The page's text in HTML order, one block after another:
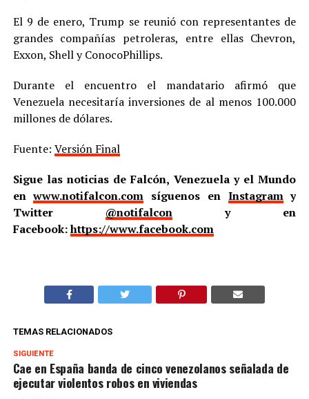
El 9 de enero, Trump se reunió con representantes de
grandes compañías petroleras, entre ellas Chevron,
Exxon, Shell y ConocoPhillips.
Durante el encuentro el mandatario afirmó que
Venezuela necesitaría inversiones de al menos 100.000
millones de dólares.
Fuente: Versión Final
Sigue las noticias de Falcón, Venezuela y el Mundo
enwww.notifalcon.com síguenos en Instagramy
Twitter @notifalcony en
Facebook:https://www.facebook.com
TEMAS RELACIONADOS
SIGUIENTE
Cae en España banda de cinco venezolanos señalada de
ejecutar violentos robos en viviendas